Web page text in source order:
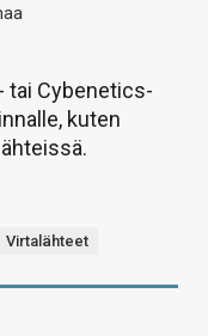
tai Cybenetics-
kuten
Virtalähteet